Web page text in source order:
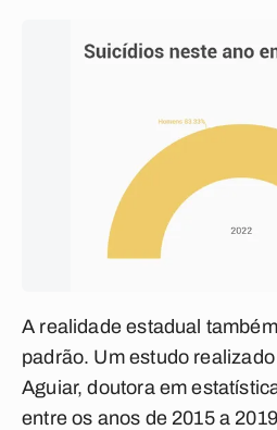
A realidade estadual
padrão. Um estudo
Aguiar, doutora em
entre os anos de 2015 a